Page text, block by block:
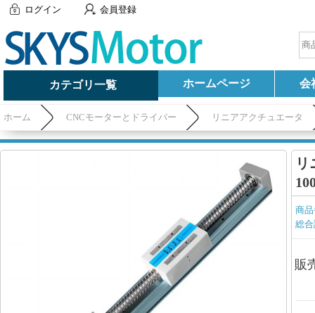
ログイン 会員登録
カテゴリ一覧 ホームページ 会
ホーム CNCモーターとドライバー リニアアクチュエータ
リ
商
総
販